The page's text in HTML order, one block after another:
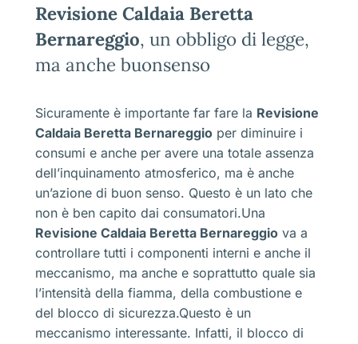
Revisione Caldaia Beretta
Bernareggio, un obbligo di legge,
ma anche buonsenso
Sicuramente è importante far fare la Revisione
Caldaia Beretta Bernareggio per diminuire i
consumi e anche per avere una totale assenza
dell’inquinamento atmosferico, ma è anche
un’azione di buon senso. Questo è un lato che
non è ben capito dai consumatori.Una
Revisione Caldaia Beretta Bernareggio va a
controllare tutti i componenti interni e anche il
meccanismo, ma anche e soprattutto quale sia
l’intensità della fiamma, della combustione e
del blocco di sicurezza.Questo è un
meccanismo interessante. Infatti, il blocco di